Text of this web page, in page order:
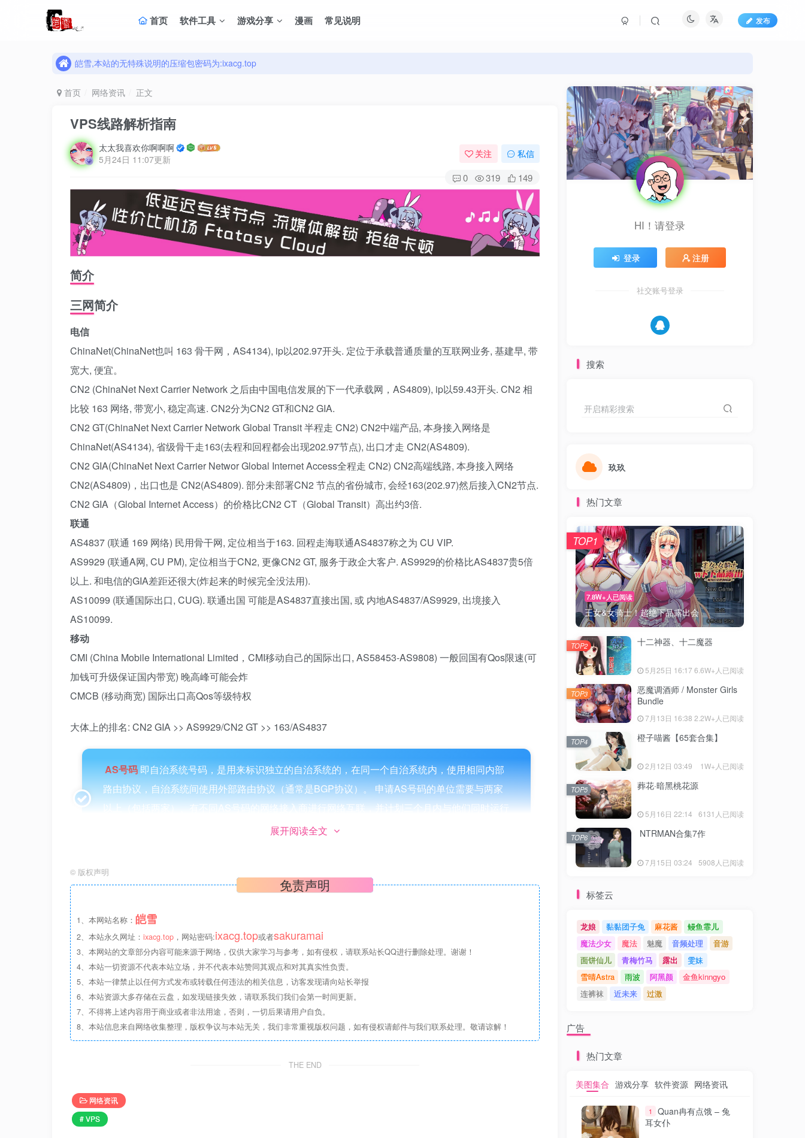
首页 软件工具 游戏分享 漫画 常见说明 发布
皑雪,本站的无特殊说明的压缩包密码为:ixacg.top
皑雪,本站的无特殊说明的压缩包密码为:ixacg.top
首页 网络资讯 正文
VPS线路解析指南
太太我喜欢你啊啊啊
5月24日 11:07更新
关注 私信
0 319 149
简介
三网简介
电信
ChinaNet(ChinaNet也叫 163 骨干网，AS4134), ip以202.97开头. 定位于承载普通质量的互联网业务, 基建早, 带
宽大, 便宜。
CN2 (ChinaNet Next Carrier Network 之后由中国电信发展的下一代承载网，AS4809), ip以59.43开头. CN2 相
比较 163 网络, 带宽小, 稳定高速. CN2分为CN2 GT和CN2 GIA.
CN2 GT(ChinaNet Next Carrier Network Global Transit 半程走 CN2) CN2中端产品, 本身接入网络是
ChinaNet(AS4134), 省级骨干走163(去程和回程都会出现202.97节点), 出口才走 CN2(AS4809).
CN2 GIA(ChinaNet Next Carrier Networ Global Internet Access全程走 CN2) CN2高端线路, 本身接入网络
CN2(AS4809)，出口也是 CN2(AS4809). 部分未部署CN2 节点的省份城市, 会经163(202.97)然后接入CN2节点.
CN2 GIA（Global Internet Access）的价格比CN2 CT（Global Transit）高出约3倍.
联通
AS4837 (联通 169 网络) 民用骨干网, 定位相当于163. 回程走海联通AS4837称之为 CU VIP.
AS9929 (联通A网, CU PM), 定位相当于CN2, 更像CN2 GT, 服务于政企大客户. AS9929的价格比AS4837贵5倍
以上. 和电信的GIA差距还很大(炸起来的时候完全没法用).
AS10099 (联通国际出口, CUG). 联通出国 可能是AS4837直接出国, 或 内地AS4837/AS9929, 出境接入
AS10099.
移动
CMI (China Mobile International Limited，CMI移动自己的国际出口, AS58453-AS9808) 一般回国有Qos限速(可
加钱可升级保证国内带宽) 晚高峰可能会炸
CMCB (移动商宽) 国际出口高Qos等级特权
大体上的排名: CN2 GIA >> AS9929/CN2 GT >> 163/AS4837
AS号码即自治系统号码，是用来标识独立的自治系统的，在同一个自治系统内，使用相同内部
路由协议，自治系统间使用外部路由协议（通常是BGP协议）。 申请AS号码的单位需要与两家
以上（包括两家）、有不同AS号码的网络接入商进行网络互联，并计划三个月内与他们同时运行
测回程的脚本
脚本一
# 检测回程脚本
curl https://raw.githubusercontent.com/zhucaidan/mtr_trace/main/mtr_trace.sh|bash
搬瓦工
展开阅读全文
© 版权声明
免责声明
1、本网站名称： 皑雪
2、本站永久网址： ixacg.top ，网站密码:ixacg.top或者sakuramai
3、本网站的文章部分内容可能来源于网络，仅供大家学习与参考，如有侵权，请联系站长QQ进行删除处理。谢谢！
4、本站一切资源不代表本站立场，并不代表本站赞同其观点和对其真实性负责。
5、本站一律禁止以任何方式发布或转载任何违法的相关信息，访客发现请向站长举报
6、本站资源大多存储在云盘，如发现链接失效，请联系我们我们会第一时间更新。
7、不得将上述内容用于商业或者非法用途，否则，一切后果请用户自负。
8、本站信息来自网络收集整理，版权争议与本站无关，我们非常重视版权问题，如有侵权请邮件与我们联系处理。敬请谅解！
THE END
网络资讯
# VPS
HI！请登录
登录 注册
社交账号登录
搜索
开启精彩搜索
玖玖
热门文章
7.8W+人已阅读
王女&女骑士！超绝下品露出会
TOP1
十二神器、十二魔器
5月25日 16:17 6.6W+人已阅读
TOP2
恶魔调酒师 / Monster Girls
Bundle
7月13日 16:38 2.2W+人已阅读
TOP3
橙子喵酱【65套合集】
2月12日 03:49 1W+人已阅读
TOP4
葬花·暗黑桃花源
5月16日 22:14 6131人已阅读
TOP5
NTRMAN合集7作
7月15日 03:24 5908人已阅读
TOP6
标签云
龙娘 黏黏团子兔 麻花酱
鳗鱼霏儿
魔法少女
魔法 魅魔 音频处理
音游
面饼仙儿
青梅竹马 露出
雯妹
雪晴Astra
雨波 阿黑颜
金鱼kinngyo
连裤袜
近未来 过激
广告
热门文章
美图集合 游戏分享 软件资源 网络资讯
1
Quan冉有点饿 – 兔
耳女仆